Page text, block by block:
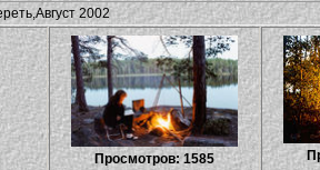
2002
Просмотров: 1585